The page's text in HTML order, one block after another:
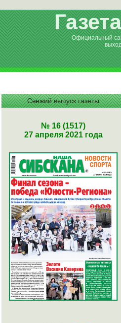
Официальный
Свежий выпуск газеты
№ 16 (1517)
27 апреля 2021 года